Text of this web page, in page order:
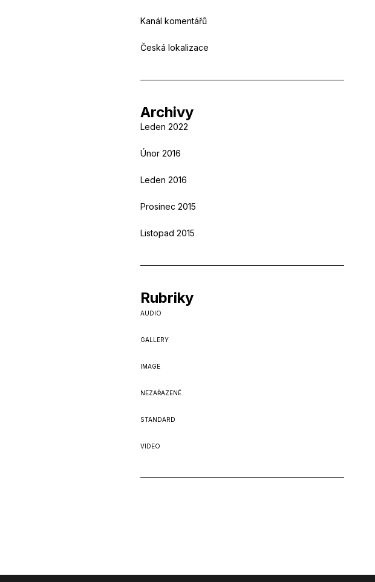
Kanál komentářů
Česká lokalizace
Archivy
Leden 2022
Únor 2016
Leden 2016
Prosinec 2015
Listopad 2015
Rubriky
AUDIO
GALLERY
IMAGE
NEZAŘAZENÉ
STANDARD
VIDEO